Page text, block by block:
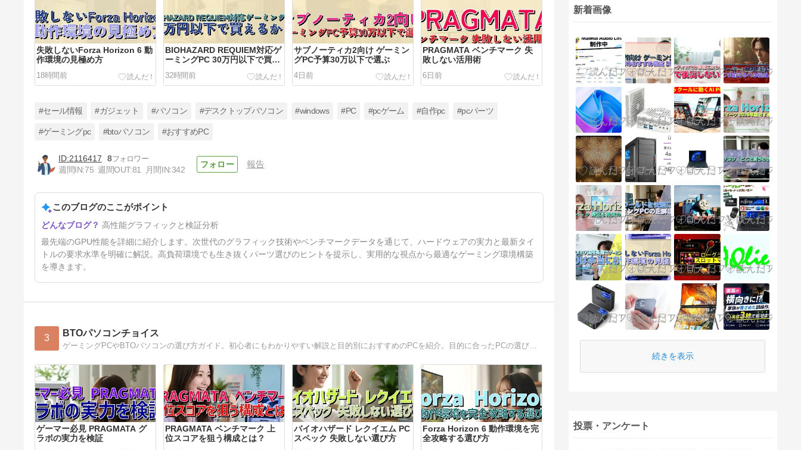
失敗しないForza Horizon 6 動
作環境の見極め方
18時間前
BIOHAZARD REQUIEM対応ゲ
ーミングPC 30万円以下で買え
るか？
32時間前
サブノーティカ2向け ゲーミン
グPC予算30万以下で選ぶ
4日前
PRAGMATA ベンチマーク 失
敗しない活用術
6日前
サブノーティカ2を遊ぶ ゲーミ
ングPCはBTOで正解？
#セール情報 #ガジェット #パソコン #デスクトップパソコン #windows #PC #pcゲーム #自作pc #pcパーツ
#ゲーミングpc #btoパソコン #おすすめPC
2116417
8
週間IN:75 週間OUT:81 月間IN:342
報告
このブログのここがポイント
高性能グラフィックと検証分析
最先端のGPU性能を詳細に紹介します。次世代のグラフィック技術やベンチマークデータを通じて、ハードウェアの実力と最新タイ
トルの要求水準を明確に解説。高負荷環境でも生き抜くパーツ選びのヒントを提示し、実用的な視点から最適なゲーミング環境構築
を導きます。
3 BTOパソコンチョイス
ゲーマー必見 PRAGMATA グ
ラボの実力を検証
PRAGMATA ベンチマーク 上
位スコアを狙う構成とは？
バイオハザード レクイエム PC
スペック 失敗しない選び方
Forza Horizon 6 動作環境を完
全攻略する選び方
新着画像
続きを表示
投票・アンケート